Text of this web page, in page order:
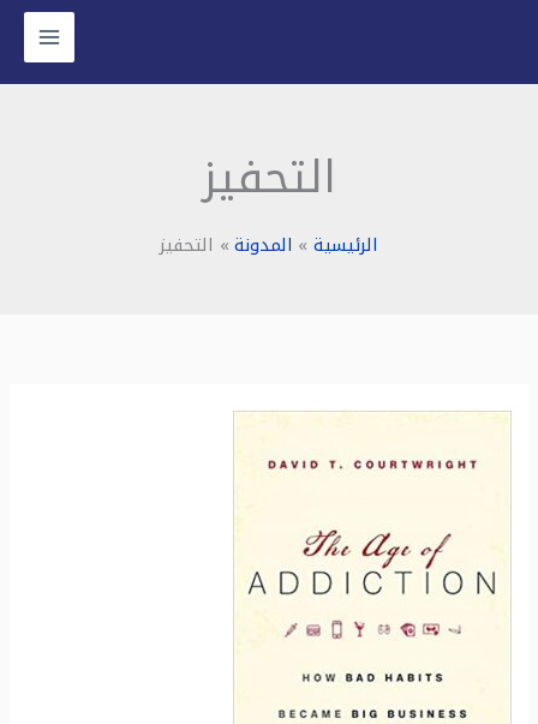
المحتوى
التحفيز
الرئيسية المدونة التحفيز
كتاب:
كيف